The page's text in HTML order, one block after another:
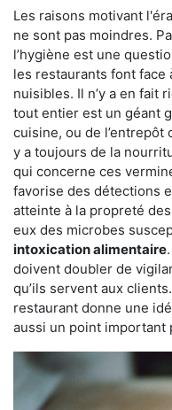
Les raisons motivant
ne sont pas moindres.
l’hygiène est une
les restaurants font
nuisibles. Il n’y a en fait
tout entier est un géant
cuisine, ou de
y a toujours de la
qui concerne ces
favorise des détections
atteinte à la propreté
eux des microbes
intoxication alimentaire
doivent doubler de
qu’ils servent aux
restaurant donne une
aussi un point important